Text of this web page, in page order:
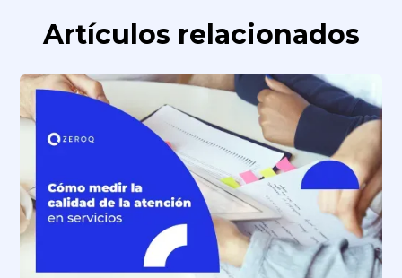
Artículos relacionados